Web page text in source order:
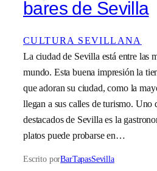
bares de Sevilla
CULTURA SEVILLANA
La ciudad de Sevilla está entre las
mundo. Esta buena impresión la
que adoran su ciudad, como la
llegan a sus calles de turismo. Uno
destacados de Sevilla es la
platos puede probarse en…
Escrito porBarTapasSevilla